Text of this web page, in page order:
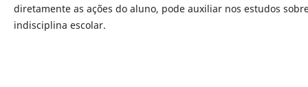
diretamente as ações do aluno, pode auxiliar nos estudos
indisciplina escolar.